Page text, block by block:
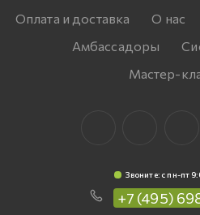
Оплата и доставка
О нас
Амбассадоры
Мастер-
Звоните: c пн-пт
+7 (495)